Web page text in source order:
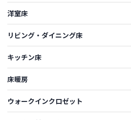
洋室床
リビング・ダイニング床
キッチン床
床暖房
ウォークインクロゼット